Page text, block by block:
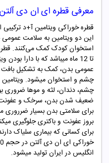
معرفی قطره ای ان دی آلتن
قطره خوراکی ویتامین آ+د ترکیبی
این دو ویتامین به سلامت
استخوان کودک کمک می‌کنند.
تا12 ماه میباشد که با دارا بودن
عمومی بدن، کمک به تشکیل
چشم و استخوان میشود. ویتامین
چشم، دندان، لثه و موها ضروری
ضعیف شدن بدن، سرخک و
برای سلامتی بدن بسیار ضرروری
بروز عفونت و باکتری جلوگیری
برای کسانی که بیماری سلیاک
خوراکی ای ان دی آلتن در حجم
انگلیس در ایران تولید میشود.